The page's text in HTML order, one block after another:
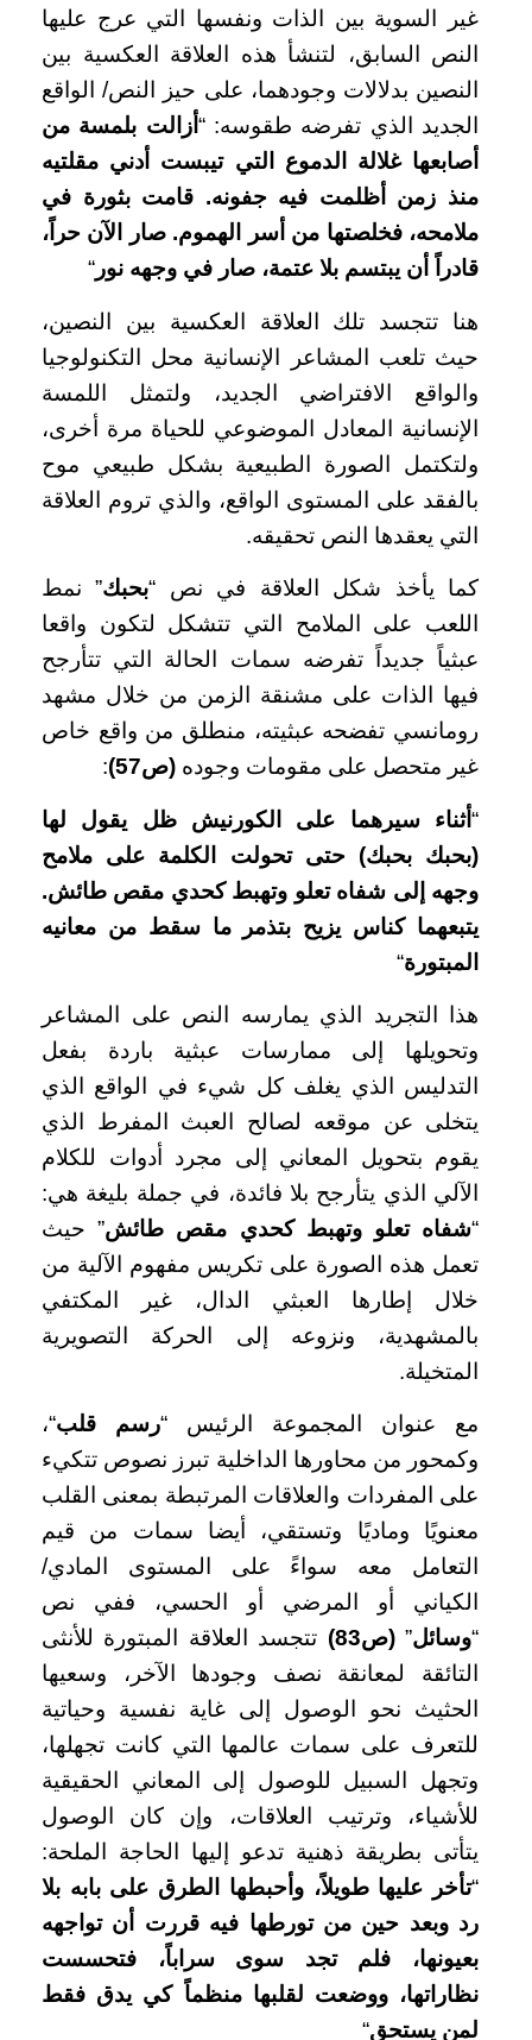
غير السوية بين الذات ونفسها التي عرج عليها
النص السابق، لتنشأ هذه العلاقة العكسية بين
النصين بدلالات وجودهما، على حيز النص/ الواقع
الجديد الذي تفرضه طقوسه: “ أزالت بلمسة من
أصابعها غلالة الدموع التي تيبست أدني مقلتيه
منذ زمن أظلمت فيه جفونه. قامت بثورة في
ملامحه، فخلصتها من أسر الهموم. صار الآن حراً،
قادراً أن يبتسم بلا عتمة، صار في وجهه نور “
هنا تتجسد تلك العلاقة العكسية بين النصين،
حيث تلعب المشاعر الإنسانية محل التكنولوجيا
والواقع الافتراضي الجديد، ولتمثل اللمسة
الإنسانية المعادل الموضوعي للحياة مرة أخرى،
ولتكتمل الصورة الطبيعية بشكل طبيعي موح
بالفقد على المستوى الواقع، والذي تروم العلاقة
التي يعقدها النص تحقيقه.
كما يأخذ شكل العلاقة في نص “بحبك” نمط
اللعب على الملامح التي تتشكل لتكون واقعا
عبثياً جديداً تفرضه سمات الحالة التي تتأرجح
فيها الذات على مشنقة الزمن من خلال مشهد
رومانسي تفضحه عبثيته، منطلق من واقع خاص
غير متحصل على مقومات وجوده (ص57) :
“أثناء سيرهما على الكورنيش ظل يقول لها
(بحبك بحبك) حتى تحولت الكلمة على ملامح
وجهه إلى شفاه تعلو وتهبط كحدي مقص طائش.
يتبعهما كناس يزيح بتذمر ما سقط من معانيه
المبتورة“
هذا التجريد الذي يمارسه النص على المشاعر
وتحويلها إلى ممارسات عبثية باردة بفعل
التدليس الذي يغلف كل شيء في الواقع الذي
يتخلى عن موقعه لصالح العبث المفرط الذي
يقوم بتحويل المعاني إلى مجرد أدوات للكلام
الآلي الذي يتأرجح بلا فائدة، في جملة بليغة هي:
“شفاه تعلو وتهبط كحدي مقص طائش” حيث
تعمل هذه الصورة على تكريس مفهوم الآلية من
خلال إطارها العبثي الدال، غير المكتفي
بالمشهدية، ونزوعه إلى الحركة التصويرية
المتخيلة.
مع عنوان المجموعة الرئيس “رسم قلب“،
وكمحور من محاورها الداخلية تبرز نصوص تتكيء
على المفردات والعلاقات المرتبطة بمعنى القلب
معنويًا وماديًا وتستقي، أيضا سمات من قيم
التعامل معه سواءً على المستوى المادي/
الكياني أو المرضي أو الحسي، ففي نص
“وسائل”(ص83)
تتجسد العلاقة المبتورة للأنثى
التائقة لمعانقة نصف وجودها الآخر، وسعيها
الحثيث نحو الوصول إلى غاية نفسية وحياتية
للتعرف على سمات عالمها التي كانت تجهلها،
وتجهل السبيل للوصول إلى المعاني الحقيقية
للأشياء، وترتيب العلاقات، وإن كان الوصول
يتأتى بطريقة ذهنية تدعو إليها الحاجة الملحة:
“تأخر عليها طويلاً، وأحبطها الطرق على بابه بلا
رد وبعد حين من تورطها فيه قررت أن تواجهه
بعيونها، فلم تجد سوى سراباً، فتحسست
نظاراتها، ووضعت لقلبها منظماً كي يدق فقط
لمن يستحق“